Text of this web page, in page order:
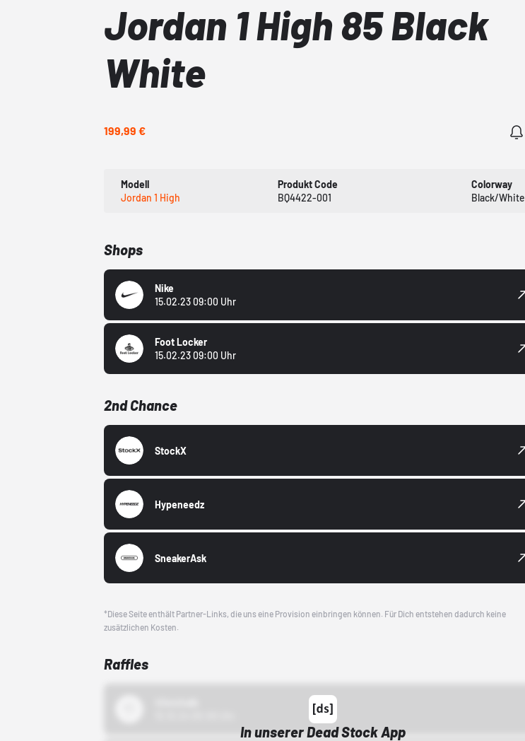
Jordan 1 High 85 Black
White
199,99 €
Modell
Jordan 1 High
Produkt Code
BQ4422-001
Colorway
Black/White
Shops
Nike
15.02.23 09:00 Uhr
Foot Locker
15.02.23 09:00 Uhr
2nd Chance
StockX
Hypeneedz
SneakerAsk
*Diese Seite enthält Partner-Links, die uns eine Provision einbringen können. Für Dich entstehen dadurch keine
zusätzlichen Kosten.
Raffles
In unserer Dead Stock App